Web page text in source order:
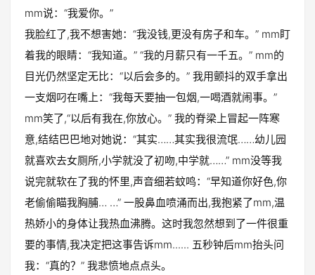
mm说：“我爱你。”
我脸红了,我不想害她：“我没钱,更没有房子和车。” mm盯
着我的眼睛：“我知道。” “我的月薪只有一千五。” mm的
目光仍然坚定无比：“以后会多的。” 我用颤抖的双手拿出
一支烟叼在嘴上：“我每天要抽一包烟,一喝酒就闹事。”
mm笑了,“以后有我在,你放心。” 我的脊梁上冒起一阵寒
意,结结巴巴地对她说：“其实……其实我很流氓……幼儿园
就喜欢去女厕所,小学就没了初吻,中学就……” mm没等我
说完就软在了我的怀里,声音细若蚊鸣：“早知道你好色,你
老偷偷瞄我胸脯… …” 一股鼻血喷涌而出,我抱紧了mm,温
热娇小的身体让我热血沸腾。这时我忽然想到了一件很重
要的事情,我决定把这事告诉mm...... 五秒钟后mm抬头问
我：“真的？” 我悲愤地点点头。